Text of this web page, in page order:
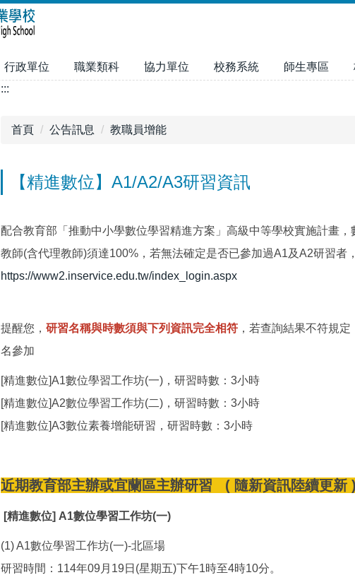
行政單位 職業類科 協力單位 校務系統 師生專區
:::
首頁 公告訊息 教職員增能
【精進數位】A1/A2/A3研習資訊
配合教育部「推動中小學數位學習精進方案」高級中等學校實施計畫
教師(含代理教師)須達100%，若無法確定是否已參加過A1及A2研習者
https://www2.inservice.edu.tw/index_login.aspx
提醒您， 研習名稱與時數須與下列資訊完全相符 ，若查詢結果不符規定
名參加
[精進數位]A1數位學習工作坊(一)，研習時數：3小時
[精進數位]A2數位學習工作坊(二)，研習時數：3小時
[精進數位]A3數位素養增能研習，研習時數：3小時
近期教育部主辦或宜蘭區主辦研習 ( 隨新資訊陸續更新 )
[精進數位] A1數位學習工作坊(一)
(1) A1數位學習工作坊(一)-北區場
研習時間：114年09月19日(星期五)下午1時至4時10分。